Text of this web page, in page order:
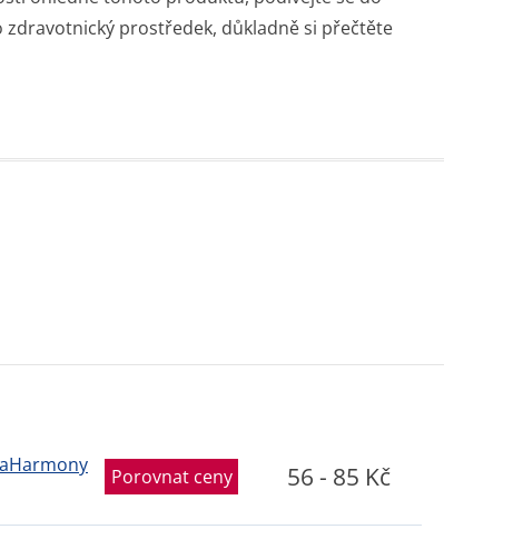
zdravotnický prostředek, důkladně si přečtěte
Porovnat ceny 56 - 85 Kč